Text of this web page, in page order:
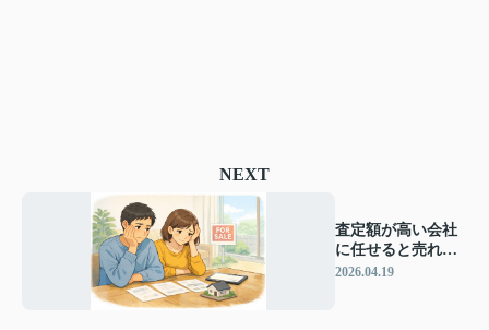
NEXT
査定額が高い会社
に任せると売れな
い？失敗しやすい
2026.04.19